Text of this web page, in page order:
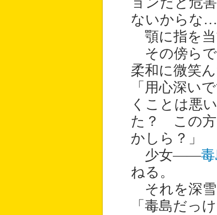
ないからな
顎に指を当
その傍らで
柔和に微笑
「用心深い
くことは悪
た？ この方
かしら？」
少女――
ねる。
それを深雪
「毒島だっ